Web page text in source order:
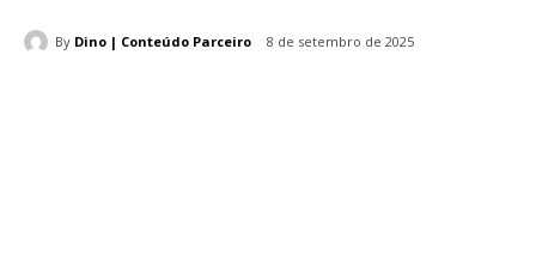
By Dino | Conteúdo Parceiro 8 de setembro de 2025